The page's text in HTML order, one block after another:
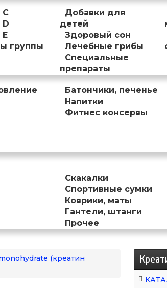
С
Е
группы
Добавки для
детей
Здоровый сон
Лечебные грибы
Специальные
препараты
Батончики, печенье
Напитки
Фитнес консервы
Скакалки
Спортивные сумки
Коврики, маты
Гантели, штанги
Прочее
(креатин